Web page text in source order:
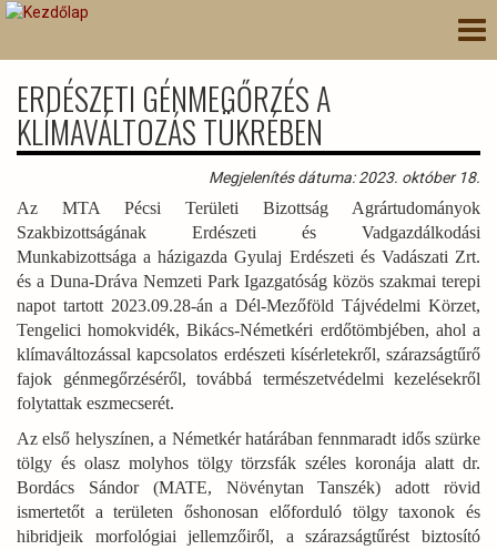
Ugrás
ERDÉSZETI GÉNMEGŐRZÉS A
KLÍMAVÁLTOZÁS TÜKRÉBEN
Megjelenítés dátuma: 2023. október 18.
Az MTA Pécsi Területi Bizottság Agrártudományok
Szakbizottságának Erdészeti és Vadgazdálkodási
Munkabizottsága a házigazda Gyulaj Erdészeti és Vadászati Zrt.
és a Duna-Dráva Nemzeti Park Igazgatóság közös szakmai terepi
napot tartott 2023.09.28-án a Dél-Mezőföld Tájvédelmi Körzet,
Tengelici homokvidék, Bikács-Németkéri erdőtömbjében, ahol a
klímaváltozással kapcsolatos erdészeti kísérletekről, szárazságtűrő
fajok génmegőrzéséről, továbbá természetvédelmi kezelésekről
folytattak eszmecserét.
Az első helyszínen, a Németkér határában fennmaradt idős szürke
tölgy és olasz molyhos tölgy törzsfák széles koronája alatt dr.
Bordács Sándor (MATE, Növénytan Tanszék) adott rövid
ismertetőt a területen őshonosan előforduló tölgy taxonok és
hibridjeik morfológiai jellemzőiről, a szárazságtűrést biztosító